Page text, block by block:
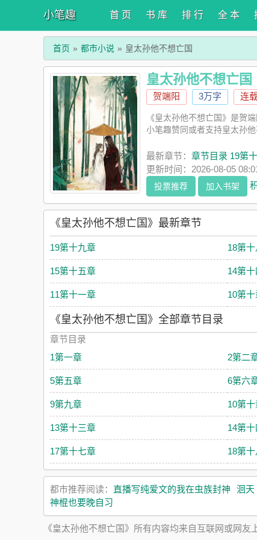
小笔趣 首 页 书 库 排 行 全 本
首页 都市小说 皇太孙他不想亡国
皇太孙他不想亡国
贺端阳 3万字 连
《皇太孙他不想亡国》是贺
小笔趣赞同或者支持皇太孙他
最新章节： 章节目录 19第
更新时间：2026-08-05
投票推荐 加入书架
《皇太孙他不想亡国》最新章节
19第十九章 18第
15第十五章 14第
11第十一章 10第十
《皇太孙他不想亡国》全部章节目录
章节目录
1第一章
2第二
5第五章 6第六
9第九章 10第十
13第十三章 14第
17第十七章 18第
都市推荐阅读： 直播写纯爱文的我在虫族封神 洄天
神棍也要晚自习
《皇太孙他不想亡国》所有内容均来自互联网或网